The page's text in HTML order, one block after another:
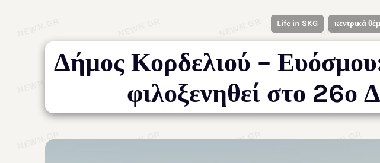
Life in SKG κεντρικά
Δήμος Κορδελιού –
φιλοξενηθεί στο 26ο